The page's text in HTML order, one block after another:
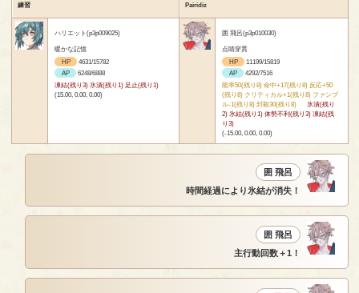
練習 Pairidiz
ハリエット(p3p009025)
暖かな記憶
HP
4631/15782
AP
6248/6888
凍結(残り3) 氷漬(残り1) 足止(残り1)
(15.00, 0.00, 0.00)
囲 飛呂(p3p010030)
点睛穿貫
HP
11199/15819
AP
4292/7516
能率50(残り8) 命中+17(残り8) 反応+50
(残り8) クリティカル+1(残り8) ファンブ
ル-1(残り8) 封殺30(残り8)
氷漬(残り
2) 氷結(残り1) 体勢不利(残り3) 凍結(残
り3)
(-15.00, 0.00, 0.00)
囲 飛呂
時間経過により氷結が消失！
囲 飛呂
主行動回数＋1！